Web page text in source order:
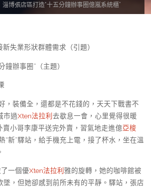
淄博張店區打造“十五分鐘辦事圈億嵐系統櫃”
失業形狀群體需求（引題）
鐘辦事圈”（主題）
，裝備全，還都是不花錢的，天天下戰書不
市過Xten法拉利去歇息一會，心里覺得很暖
賣小哥李康平送完外賣，習氣地走進億亞梭
“新”驛站，給手機充上電，接了杯水，坐在溫
一個優Xten法拉利 雅的旋轉，她的咖啡館被
墜，但她卻感到前所未有的平靜。驛站，張店